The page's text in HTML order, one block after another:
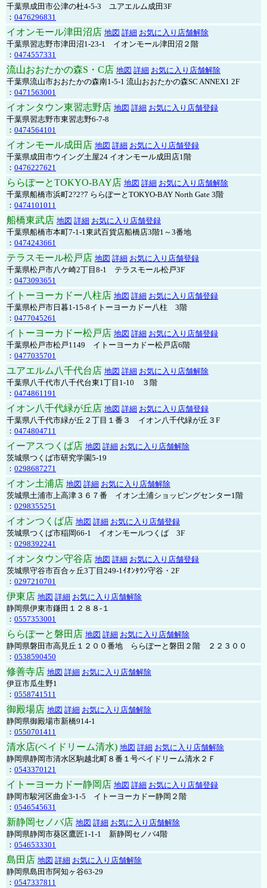
千葉県成田市公津の杜4-5-3 ユアエルム成田3F
： 0476296831
イオンモール津田沼店 地図 詳細 お気に入り店舗解除
千葉県習志野市津田沼1-23-1 イオンモール津田沼２階
： 0474557331
流山おおたかの森S・C店 地図 詳細 お気に入り店舗解除
千葉県流山市おおたかの森南1-5-1 流山おおたかの森SC ANNEX1 2F
： 0471563001
イオンタウン東習志野店 地図 詳細 お気に入り店舗登録
千葉県習志野市東習志野6-7-8
： 0474564101
イオンモール成田店 地図 詳細 お気に入り店舗登録
千葉県成田市ウイング土屋24 イオンモール成田店1階
： 0476227621
ららぽーとTOKYO-BAY店 地図 詳細 お気に入り店舗解除
千葉県船橋市浜町2?2?7 ららぽーとTOKYO-BAY North Gate 3階
： 0474101011
船橋東武店 地図 詳細 お気に入り店舗登録
千葉県船橋市本町7-1-1東武百貨店船橋店3階1～3番地
： 0474243661
テラスモール松戸店 地図 詳細 お気に入り店舗登録
千葉県松戸市八ケ崎2丁目8-1 テラスモール松戸3F
： 0473093651
イトーヨーカドー八柱店 地図 詳細 お気に入り店舗登録
千葉県松戸市日暮1-15-8イトーヨーカドー八柱 3階
： 0477045261
イトーヨーカドー松戸店 地図 詳細 お気に入り店舗登録
千葉県松戸市松戸1149 イトーヨーカドー松戸店6階
： 0477035701
ユアエルム八千代台店 地図 詳細 お気に入り店舗解除
千葉県八千代市八千代台東1丁目1-10 ３階
： 0474861191
イオン八千代緑が丘店 地図 詳細 お気に入り店舗登録
千葉県八千代市緑が丘２丁目１番３ イオン八千代緑が丘３F
： 0474804711
イーアスつくば店 地図 詳細 お気に入り店舗解除
茨城県つくば市研究学園5-19
： 0298687271
イオン土浦店 地図 詳細 お気に入り店舗解除
茨城県土浦市上高津３６７番 イオン土浦ショッピングセンター1階
： 0298355251
イオンつくば店 地図 詳細 お気に入り店舗登録
茨城県つくば市稲岡66-1 イオンモールつくば 3F
： 0298392241
イオンタウン守谷店 地図 詳細 お気に入り店舗登録
茨城県守谷市百合ヶ丘3丁目249-1ｲｵﾝﾀｳﾝ守谷・2F
： 0297210701
伊東店 地図 詳細 お気に入り店舗解除
静岡県伊東市鎌田１２８８-１
： 0557353001
ららぽーと磐田店 地図 詳細 お気に入り店舗解除
静岡県磐田市高見丘１２００番地 ららぽーと磐田２階 ２２３００
： 0538590450
修善寺店 地図 詳細 お気に入り店舗解除
伊豆市瓜生野1
： 0558741511
御殿場店 地図 詳細 お気に入り店舗解除
静岡県御殿場市新橋914-1
： 0550701411
清水店(ベイドリーム清水) 地図 詳細 お気に入り店舗解除
静岡県静岡市清水区駒越北町８番１号ベイドリーム清水２Ｆ
： 0543370121
イトーヨーカドー静岡店 地図 詳細 お気に入り店舗登録
静岡市駿河区曲金3-1-5 イトーヨーカドー静岡２階
： 0546545631
新静岡セノバ店 地図 詳細 お気に入り店舗解除
静岡県静岡市葵区鷹匠1-1-1 新静岡セノバ4階
： 0546533301
島田店 地図 詳細 お気に入り店舗解除
静岡県島田市阿知ヶ谷63-29
： 0547337811